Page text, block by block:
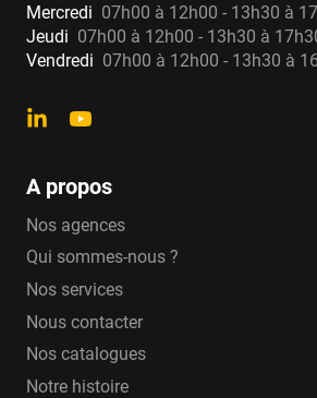
Mercredi 07h00 à 12h00 - 13h30 à
Jeudi 07h00 à 12h00 - 13h30 à
Vendredi 07h00 à 12h00 - 13h30 à
A propos
Nos agences
Qui sommes-nous ?
Nos services
Nous contacter
Nos catalogues
Notre histoire